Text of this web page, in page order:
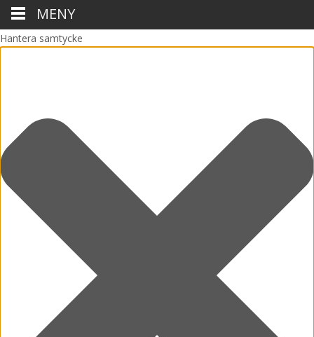
Hantera samtycke
MENY